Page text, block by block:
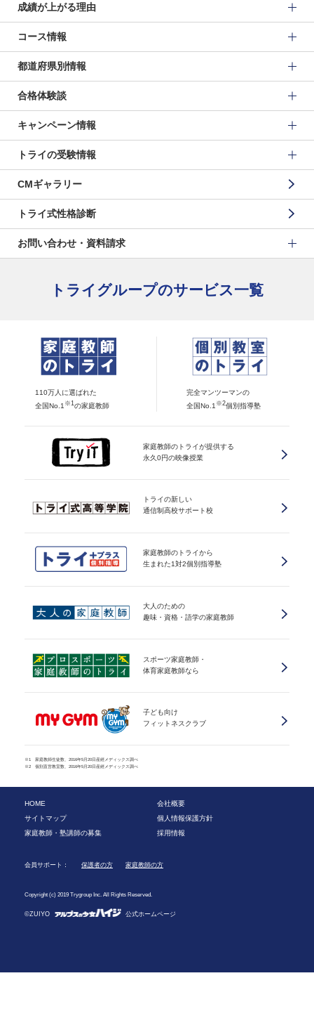
成績が上がる理由
コース情報
都道府県別情報
合格体験談
キャンペーン情報
トライの受験情報
CMギャラリー
トライ式性格診断
お問い合わせ・資料請求
トライグループのサービス一覧
110万人に選ばれた
全国No.1 ※1 の家庭教師
完全マンツーマンの
全国No.1 ※2個別指導塾
家庭教師のトライが提供する
永久0円の映像授業
トライの新しい
通信制高校サポート校
家庭教師のトライから
生まれた1対2個別指導塾
大人のための
趣味・資格・語学の家庭教師
スポーツ家庭教師・
体育家庭教師なら
子ども向け
フィットネスクラブ
※1 家庭教師生徒数、2016年5月20日産經メディックス調べ
※2 個別直営教室数、2016年5月20日産經メディックス調べ
HOME
会社概要
サイトマップ
個人情報保護方針
家庭教師・塾講師の募集
採用情報
会員サポート： 保護者の方 家庭教師の方
Copyright (c) 2019 Trygroup Inc. All Rights Reserved.
©ZUIYO 公式ホームページ